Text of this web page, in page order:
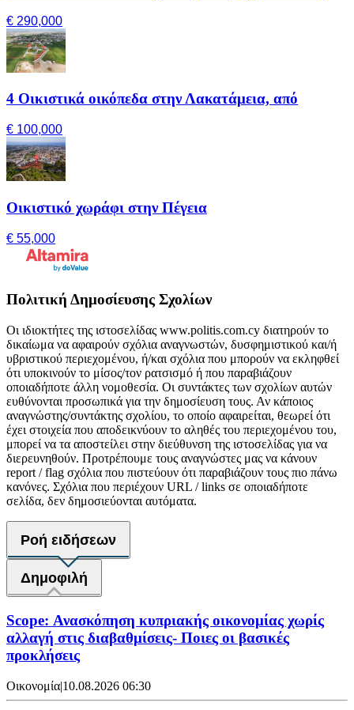
€ 290,000
4 Οικιστικά οικόπεδα στην Λακατάμεια, από
€ 100,000
Οικιστικό χωράφι στην Πέγεια
€ 55,000
Πολιτική Δημοσίευσης Σχολίων
Οι ιδιοκτήτες της ιστοσελίδας www.politis.com.cy διατηρούν το
δικαίωμα να αφαιρούν σχόλια αναγνωστών, δυσφημιστικού και/ή
υβριστικού περιεχομένου, ή/και σχόλια που μπορούν να εκληφθεί
ότι υποκινούν το μίσος/τον ρατσισμό ή που παραβιάζουν
οποιαδήποτε άλλη νομοθεσία. Οι συντάκτες των σχολίων αυτών
ευθύνονται προσωπικά για την δημοσίευση τους. Αν κάποιος
αναγνώστης/συντάκτης σχολίου, το οποίο αφαιρείται, θεωρεί ότι
έχει στοιχεία που αποδεικνύουν το αληθές του περιεχομένου του,
μπορεί να τα αποστείλει στην διεύθυνση της ιστοσελίδας για να
διερευνηθούν. Προτρέπουμε τους αναγνώστες μας να κάνουν
report / flag σχόλια που πιστεύουν ότι παραβιάζουν τους πιο πάνω
κανόνες. Σχόλια που περιέχουν URL / links σε οποιαδήποτε
σελίδα, δεν δημοσιεύονται αυτόματα.
Ροή ειδήσεων
Δημοφιλή
Scope: Ανασκόπηση κυπριακής οικονομίας χωρίς
αλλαγή στις διαβαθμίσεις- Ποιες οι βασικές
προκλήσεις
Οικονομία|10.08.2026 06:30